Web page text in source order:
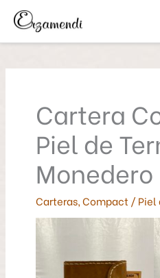
contenido
Cartera
Piel de
Monedero
Carteras,Compact/ Piel